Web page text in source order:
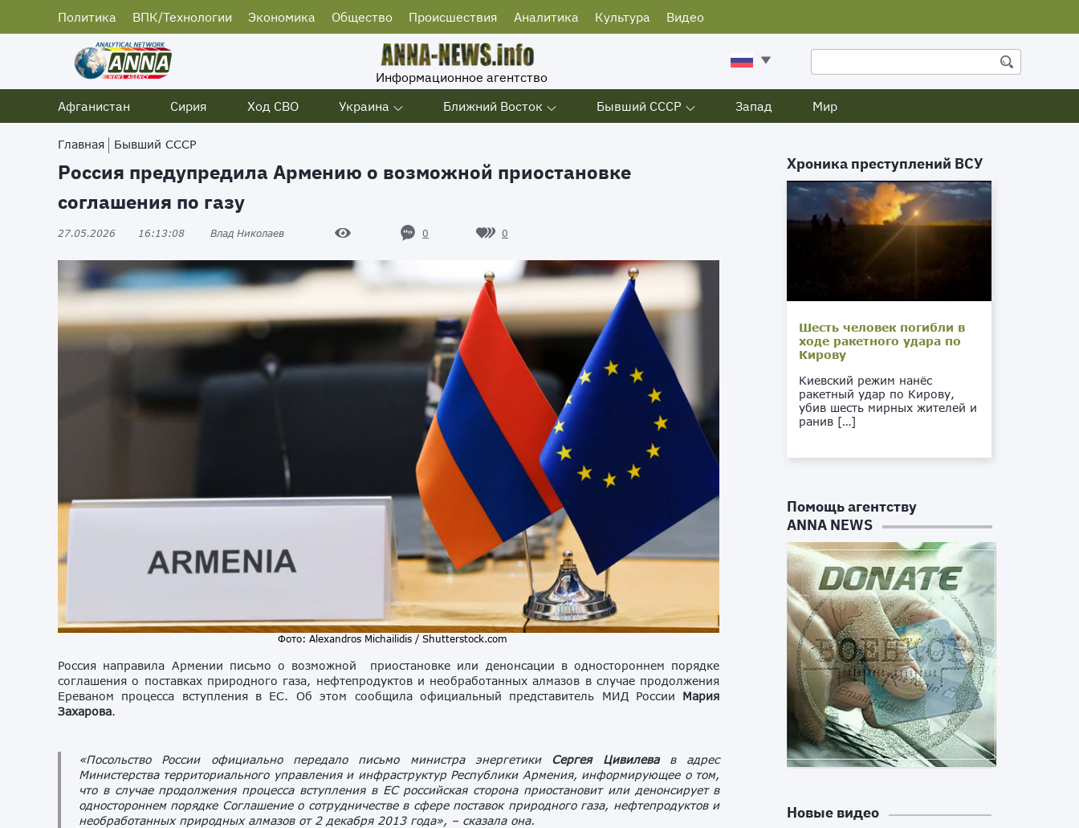
Политика ВПК/Технологии Экономика Общество Происшествия Аналитика Культура Видео
Информационное агентство
Афганистан
Сирия Ход СВО Украина Ближний Восток Бывший СССР Запад Мир
Главная Бывший СССР
Россия предупредила Армению о возможной приостановке
соглашения по газу
27.05.2026 16:13:08 Влад Николаев 0 0
Фото: Alexandros Michailidis / Shutterstock.com
Россия направила Армении письмо о возможной приостановке или денонсации в одностороннем порядке
соглашения о поставках природного газа, нефтепродуктов и необработанных алмазов в случае продолжения
Ереваном процесса вступления в ЕС. Об этом сообщила официальный представитель МИД России Мария
Захарова.
«Посольство России официально передало письмо министра энергетики Сергея Цивилевав адрес
Министерства территориального управления и инфраструктур Республики Армения, информирующее о том,
что в случае продолжения процесса вступления в ЕС российская сторона приостановит или денонсирует в
одностороннем порядке Соглашение о сотрудничестве в сфере поставок природного газа, нефтепродуктов и
необработанных природных алмазов от 2 декабря 2013 года», – сказала она.
Хроника преступлений ВСУ
Шесть человек погибли в
ходе ракетного удара по
Кирову
Киевский режим нанёс
ракетный удар по Кирову,
убив шесть мирных жителей и
ранив […]
Помощь агентству
ANNA NEWS
Новые видео